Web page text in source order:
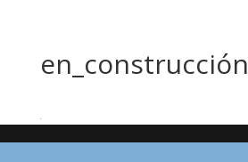
en_construcción